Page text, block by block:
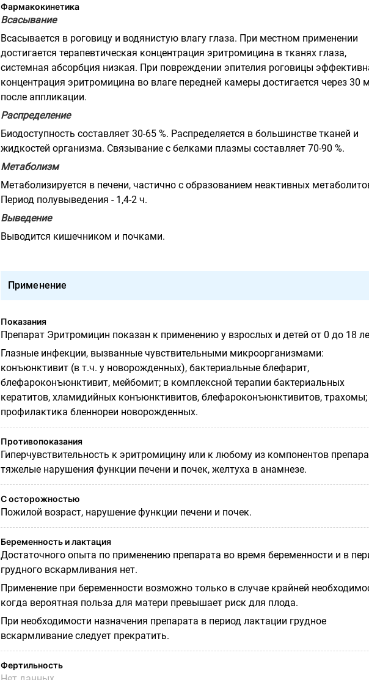
Фармакокинетика
Всасывание
Всасывается в роговицу и водянистую влагу глаза. При местном применении
достигается терапевтическая концентрация эритромицина в тканях глаза,
системная абсорбция низкая. При повреждении эпителия роговицы
концентрация эритромицина во влаге передней камеры достигается через 30
после аппликации.
Распределение
Биодоступность составляет 30-65 %. Распределяется в большинстве тканей и
жидкостей организма. Связывание с белками плазмы составляет 70-90 %.
Метаболизм
Метаболизируется в печени, частично с образованием неактивных
Период полувыведения - 1,4-2 ч.
Выведение
Выводится кишечником и почками.
Применение
Показания
Препарат Эритромицин показан к применению у взрослых и детей от 0 до 18
Глазные инфекции, вызванные чувствительными микроорганизмами:
конъюнктивит (в т.ч. у новорожденных), бактериальные блефарит,
блефароконъюнктивит, мейбомит; в комплексной терапии бактериальных
кератитов, хламидийных конъюнктивитов, блефароконъюнктивитов, трахомы;
профилактика бленнореи новорожденных.
Противопоказания
Гиперчувствительность к эритромицину или к любому из компонентов
тяжелые нарушения функции печени и почек, желтуха в анамнезе.
С осторожностью
Пожилой возраст, нарушение функции печени и почек.
Беременность и лактация
Достаточного опыта по применению препарата во время беременности и в
грудного вскармливания нет.
Применение при беременности возможно только в случае крайней
когда вероятная польза для матери превышает риск для плода.
При необходимости назначения препарата в период лактации грудное
вскармливание следует прекратить.
Фертильность